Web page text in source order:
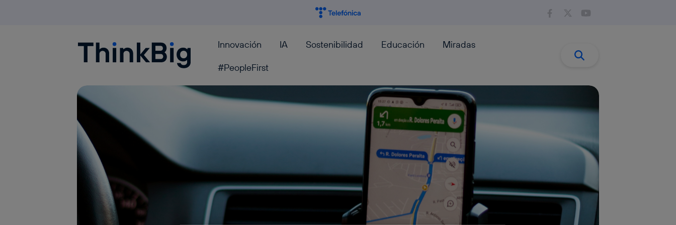
Blogthinkbig.com Innovación IA Sostenibilidad Educación
Miradas
#PeopleFirst
Buscar